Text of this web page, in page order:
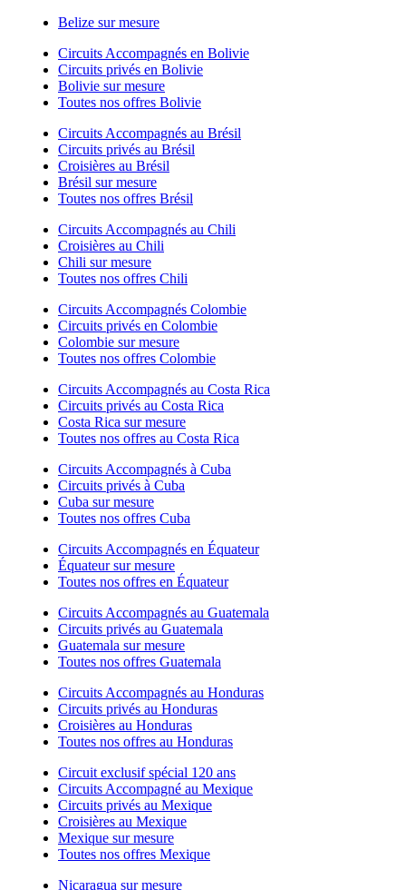
Belize sur mesure
Circuits Accompagnés en Bolivie
Circuits privés en Bolivie
Bolivie sur mesure
Toutes nos offres Bolivie
Circuits Accompagnés au Brésil
Circuits privés au Brésil
Croisières au Brésil
Brésil sur mesure
Toutes nos offres Brésil
Circuits Accompagnés au Chili
Croisières au Chili
Chili sur mesure
Toutes nos offres Chili
Circuits Accompagnés Colombie
Circuits privés en Colombie
Colombie sur mesure
Toutes nos offres Colombie
Circuits Accompagnés au Costa Rica
Circuits privés au Costa Rica
Costa Rica sur mesure
Toutes nos offres au Costa Rica
Circuits Accompagnés à Cuba
Circuits privés à Cuba
Cuba sur mesure
Toutes nos offres Cuba
Circuits Accompagnés en Équateur
Équateur sur mesure
Toutes nos offres en Équateur
Circuits Accompagnés au Guatemala
Circuits privés au Guatemala
Guatemala sur mesure
Toutes nos offres Guatemala
Circuits Accompagnés au Honduras
Circuits privés au Honduras
Croisières au Honduras
Toutes nos offres au Honduras
Circuit exclusif spécial 120 ans
Circuits Accompagné au Mexique
Circuits privés au Mexique
Croisières au Mexique
Mexique sur mesure
Toutes nos offres Mexique
Nicaragua sur mesure